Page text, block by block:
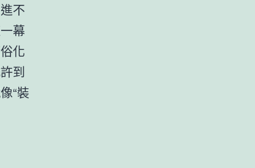
不
幕
化
到
“裝